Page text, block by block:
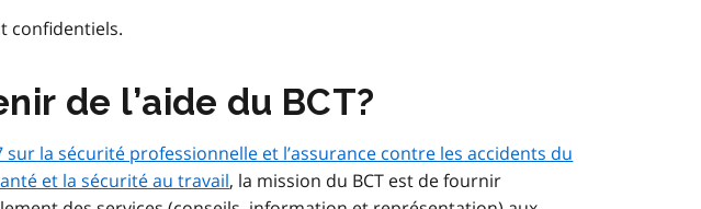
confidentiels.
de l’aide du BCT?
sur la sécurité professionnelle et l’assurance contre les accidents du
et la sécurité au travail, la mission du BCT est de fournir